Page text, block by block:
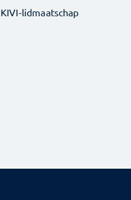
KIVI-lidmaatschap